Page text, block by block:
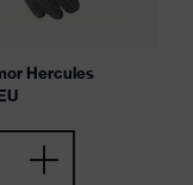
Hercules